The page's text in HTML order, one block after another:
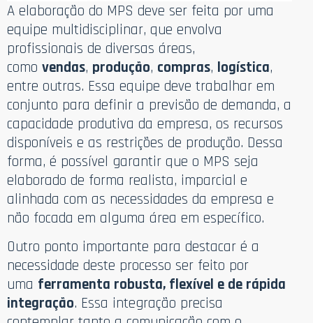
A elaboração do MPS deve ser feita por uma
equipe multidisciplinar, que envolva
profissionais de diversas áreas,
como vendas, produção, compras, logística,
entre outras. Essa equipe deve trabalhar em
conjunto para definir a previsão de demanda, a
capacidade produtiva da empresa, os recursos
disponíveis e as restrições de produção. Dessa
forma, é possível garantir que o MPS seja
elaborado de forma realista, imparcial e
alinhada com as necessidades da empresa e
não focada em alguma área em específico.
Outro ponto importante para destacar é a
necessidade deste processo ser feito por
uma ferramenta robusta, flexível e de rápida
integração. Essa integração precisa